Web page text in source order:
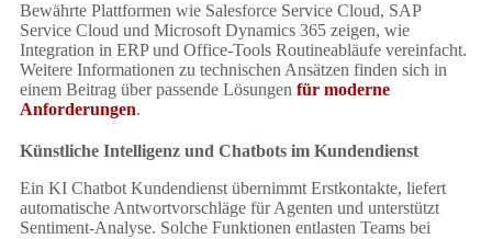
Bewährte Plattformen wie Salesforce Service Cloud, SAP
Service Cloud und Microsoft Dynamics 365 zeigen, wie
Integration in ERP und Office-Tools Routineabläufe vereinfacht.
Weitere Informationen zu technischen Ansätzen finden sich in
einem Beitrag über passende Lösungen für moderne
Anforderungen.
Künstliche Intelligenz und Chatbots im Kundendienst
Ein KI Chatbot Kundendienst übernimmt Erstkontakte, liefert
automatische Antwortvorschläge für Agenten und unterstützt
Sentiment-Analyse. Solche Funktionen entlasten Teams bei